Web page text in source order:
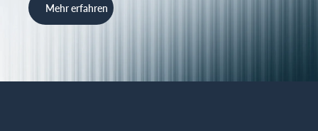
Mehr erfahren